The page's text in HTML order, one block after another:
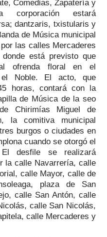
Comedias, Zapatería y
corporación estará
dantzaris, txistularis y
de Música municipal
las calles Mercaderes
está previsto que
ofrenda floral en el
Noble. El acto, que
horas, contará con la
de Música de la seo
Chirimías Miguel de
la comitiva municipal
burgos o ciudades en
cuando se otorgó el
desfile se realizará
la calle Navarrería, calle
calle Mayor, calle de
plaza de San
calle San Antón, calle
calle San Nicolás,
calle Mercaderes y